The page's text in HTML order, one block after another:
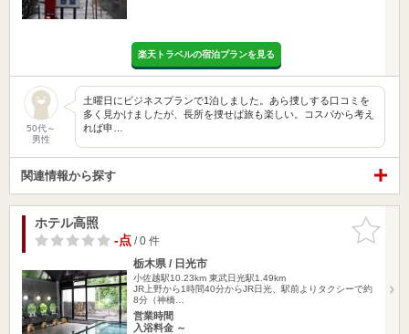
楽天トラベルの宿泊プランを見る
50代～
男性
土曜日にビジネスプランで1泊しました。あら捜しする口コミを
多く見かけましたが、長所を捜せば旅も楽しい。コスパから考え
れば申…
関連情報から探す
お気に入
りに追加
ホテル高照
-点/ 0 件
栃木県 / 日光市
小佐越駅10.23km 東武日光駅1.49km
JR上野から1時間40分からJR日光、駅前よりタクシーで約
8分（神橋…
営業時間
入浴料金 ～